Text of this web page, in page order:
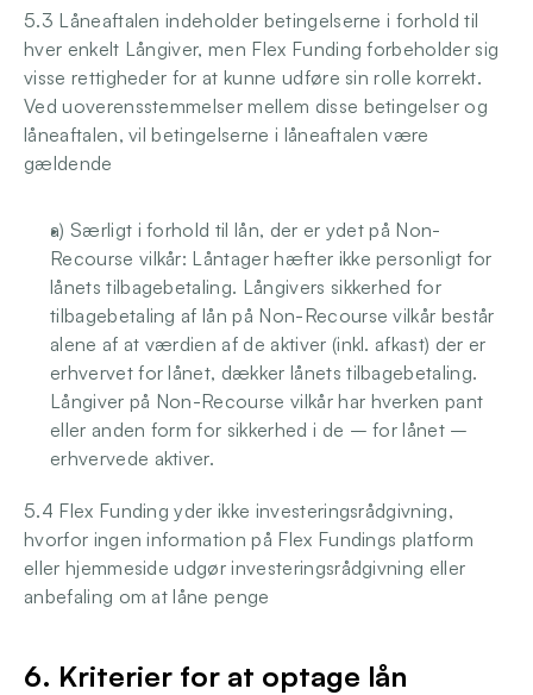
5.3 Låneaftalen indeholder betingelserne i forhold til
hver enkelt Långiver, men Flex Funding forbeholder sig
visse rettigheder for at kunne udføre sin rolle korrekt.
Ved uoverensstemmelser mellem disse betingelser og
låneaftalen, vil betingelserne i låneaftalen være
gældende
a) Særligt i forhold til lån, der er ydet på Non-
Recourse vilkår: Låntager hæfter ikke personligt for
lånets tilbagebetaling. Långivers sikkerhed for
tilbagebetaling af lån på Non-Recourse vilkår består
alene af at værdien af de aktiver (inkl. afkast) der er
erhvervet for lånet, dækker lånets tilbagebetaling.
Långiver på Non-Recourse vilkår har hverken pant
eller anden form for sikkerhed i de – for lånet –
erhvervede aktiver.
5.4 Flex Funding yder ikke investeringsrådgivning,
hvorfor ingen information på Flex Fundings platform
eller hjemmeside udgør investeringsrådgivning eller
anbefaling om at låne penge
6. Kriterier for at optage lån